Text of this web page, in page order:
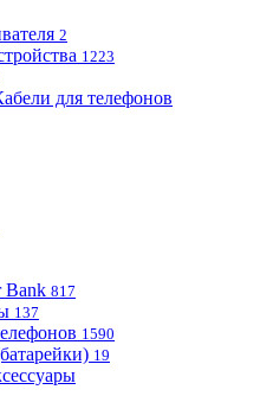
2
1223
для телефонов
Bank 817
137
1590
19